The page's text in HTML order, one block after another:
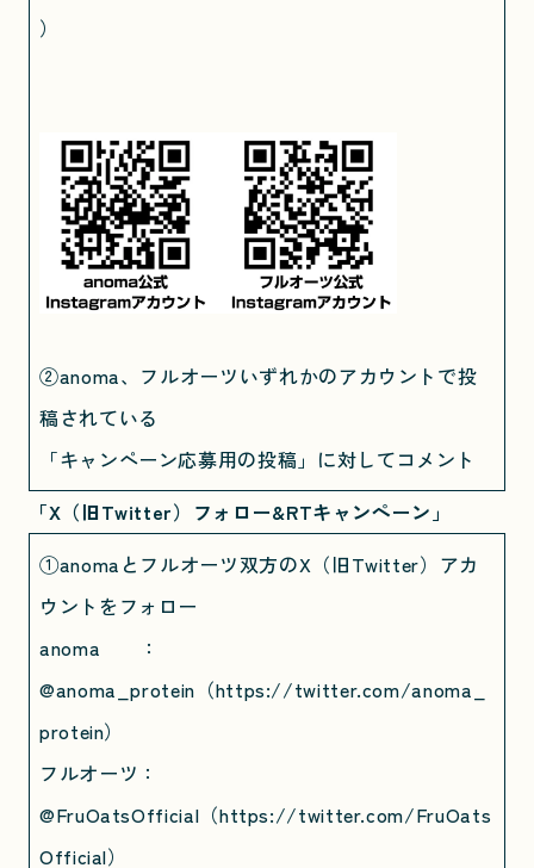
）
②anoma、フルオーツいずれかのアカウントで投
稿されている
「キャンペーン応募用の投稿」に対してコメント
「X（旧Twitter）フォロー&RTキャンペーン」
①anomaとフルオーツ双方のX（旧Twitter）アカ
ウントをフォロー
anoma ：
@anoma_protein（https://twitter.com/anoma_
protein）
フルオーツ：
@FruOatsOfficial（https://twitter.com/FruOats
Official）